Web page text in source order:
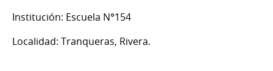
Institución: Escuela N°154
Localidad: Tranqueras, Rivera.